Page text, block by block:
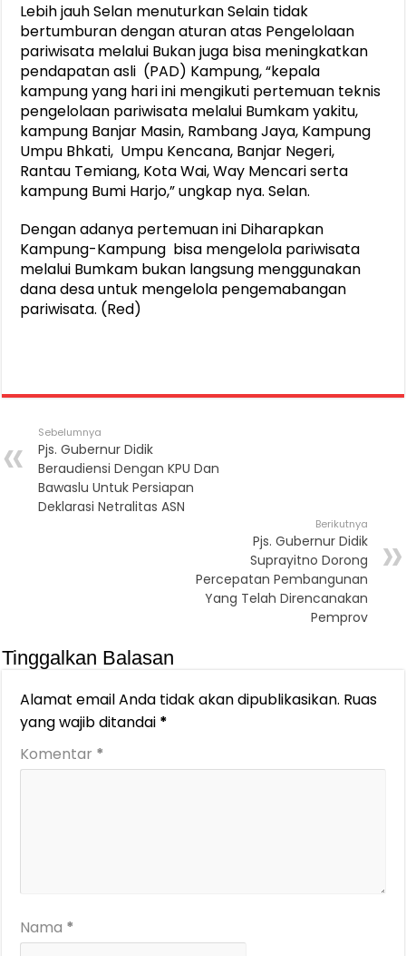
Lebih jauh Selan menuturkan Selain tidak
bertumburan dengan aturan atas Pengelolaan
pariwisata melalui Bukan juga bisa meningkatkan
pendapatan asli (PAD) Kampung, “kepala
kampung yang hari ini mengikuti pertemuan teknis
pengelolaan pariwisata melalui Bumkam yakitu,
kampung Banjar Masin, Rambang Jaya, Kampung
Umpu Bhkati, Umpu Kencana, Banjar Negeri,
Rantau Temiang, Kota Wai, Way Mencari serta
kampung Bumi Harjo,” ungkap nya. Selan.
Dengan adanya pertemuan ini Diharapkan
Kampung-Kampung bisa mengelola pariwisata
melalui Bumkam bukan langsung menggunakan
dana desa untuk mengelola pengemabangan
pariwisata. (Red)
Sebelumnya
Pjs. Gubernur Didik
Beraudiensi Dengan KPU Dan
Bawaslu Untuk Persiapan
Deklarasi Netralitas ASN
Berikutnya
Pjs. Gubernur Didik
Suprayitno Dorong
Percepatan Pembangunan
Yang Telah Direncanakan
Pemprov
Tinggalkan Balasan
Alamat email Anda tidak akan dipublikasikan. Ruas
yang wajib ditandai *
Komentar *
Nama *